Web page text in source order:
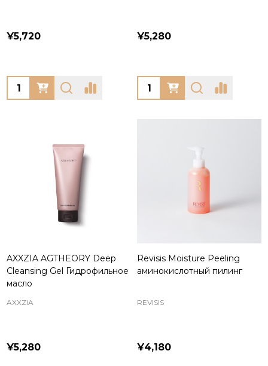
¥5,720
Quantity:
¥5,280
Quantity:
AXXZIA AGTHEORY Deep
Cleansing Gel Гидрофильное
масло
AXXZIA
¥5,280
Revisis Moisture Peeling
аминокислотный пилинг
REVISIS
¥4,180